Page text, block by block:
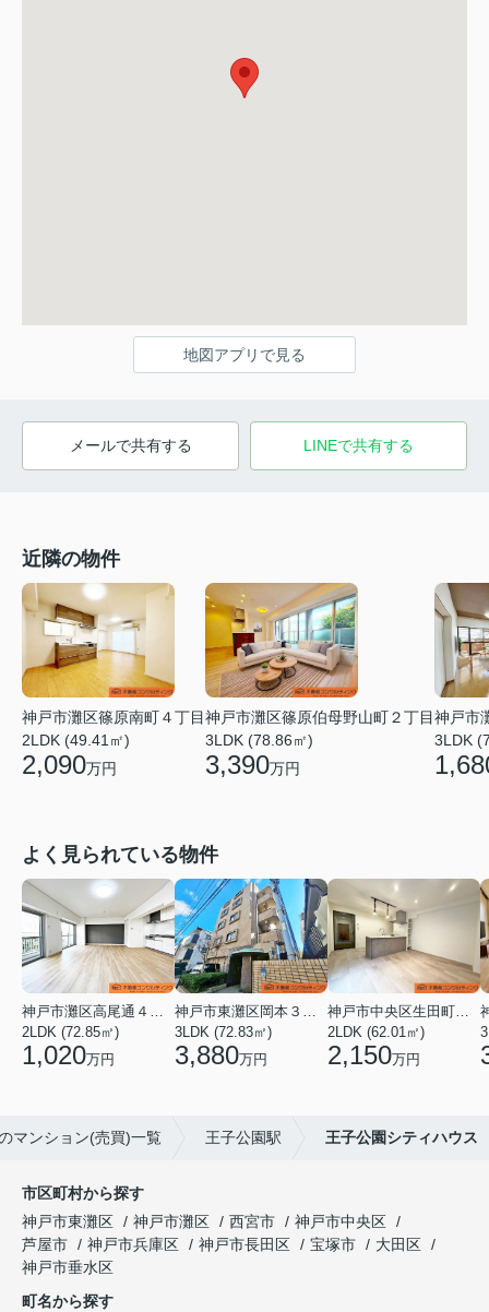
地図アプリで見る
メールで共有する LINEで共有する
近隣の物件
神戸市灘区篠原南町４丁目
2LDK (49.41㎡)
2,090万円
神戸市灘区篠原伯母野山町２丁目
3LDK (78.86㎡)
3,390万円
神戸市
3LDK
よく見られている物件
神戸市灘区高尾通４丁目
2LDK (72.85㎡)
1,020万円
神戸市東灘区岡本３丁目
3LDK (72.83㎡)
3,880万円
神戸市中央区生田町１丁目
2LDK (62.01㎡)
2,150万円
マンション(売買)一覧 王子公園駅 王子公園シティハウス
市区町村から探す
神戸市東灘区
神戸市灘区 西宮市
神戸市中央区
芦屋市
神戸市兵庫区 神戸市長田区 宝塚市
大田区
神戸市垂水区
町名から探す